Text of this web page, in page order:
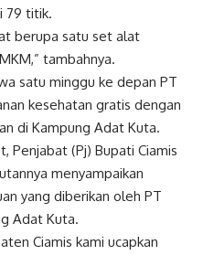
79 titik.
berupa satu set alat
tambahnya.
satu minggu ke depan PT
kesehatan gratis dengan
di Kampung Adat Kuta.
Penjabat (Pj) Bupati Ciamis
menyampaikan
yang diberikan oleh PT
Adat Kuta.
Ciamis kami ucapkan